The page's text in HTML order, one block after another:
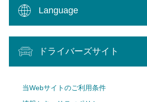
Language
ドライバーズサイト
当Webサイトのご利用条件